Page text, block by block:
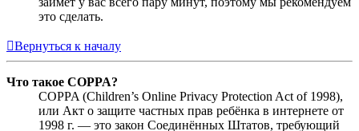
это сделать.
Вернуться к началу
Что такое COPPA?
COPPA (Children’s Online Privacy Protection Act of 1998),
или Акт о защите частных прав ребёнка в интернете от
1998 г. — это закон Соединённых Штатов, требующий